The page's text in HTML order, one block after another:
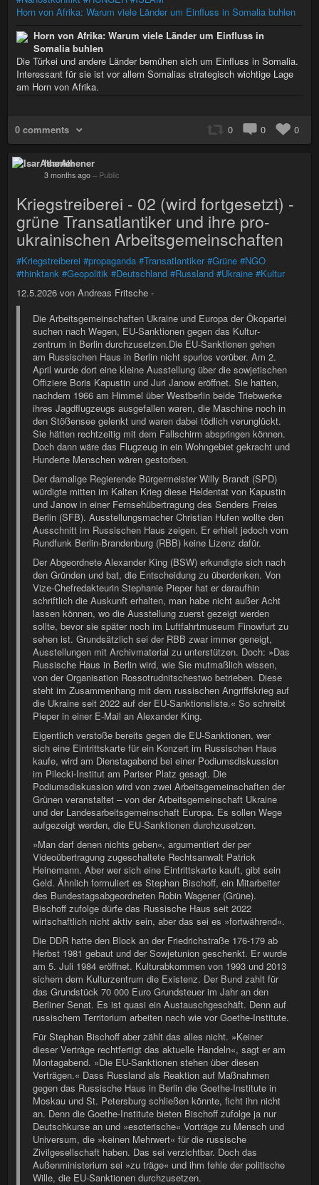
Horn von Afrika: Warum viele Länder um Einfluss in Somalia buhlen
Horn von Afrika: Warum viele Länder um Einfluss in
Somalia buhlen
Die Türkei und andere Länder bemühen sich um Einfluss in Somalia.
Interessant für sie ist vor allem Somalias strategisch wichtige Lage
am Horn von Afrika.
0 comments 0 0 0
IsarAthener
3 months ago – Public
Kriegstreiberei - 02 (wird fortgesetzt) -
grüne Transatlantiker und ihre pro-
ukrainischen Arbeitsgemeinschaften
#Kriegstreiberei #propaganda #Transatlantiker #Grüne #NGO
#thinktank #Geopolitik #Deutschland #Russland #Ukraine #Kultur
12.5.2026 von Andreas Fritsche -
Die Arbeitsgemeinschaften Ukraine und Europa der Ökopartei
suchen nach Wegen, EU-Sank­tionen gegen das Kultur­
zentrum in Berlin durchzusetzen.Die EU-Sanktionen gehen
am Russischen Haus in Berlin nicht spurlos vorüber. Am 2.
April wurde dort eine kleine Ausstellung über die sowjetischen
Offiziere Boris Kapustin und Juri Janow eröffnet. Sie hatten,
nachdem 1966 am Himmel über Westberlin beide Triebwerke
ihres Jagdflugzeugs ausgefallen waren, die Maschine noch in
den Stößensee gelenkt und waren dabei tödlich verunglückt.
Sie hätten rechtzeitig mit dem Fallschirm abspringen können.
Doch dann wäre das Flugzeug in ein Wohngebiet gekracht und
Hunderte Menschen wären gestorben.
Der damalige Regierende Bürgermeister Willy Brandt (SPD)
würdigte mitten im Kalten Krieg diese Heldentat von Kapustin
und Janow in einer Fernsehübertragung des Senders Freies
Berlin (SFB). Ausstellungsmacher Christian Hufen wollte den
Ausschnitt im Russischen Haus zeigen. Er erhielt jedoch vom
Rundfunk Berlin-Brandenburg (RBB) keine Lizenz dafür.
Der Abgeordnete Alexander King (BSW) erkundigte sich nach
den Gründen und bat, die Entscheidung zu überdenken. Von
Vize-Chefredakteurin Stephanie Pieper hat er daraufhin
schriftlich die Auskunft erhalten, man habe nicht außer Acht
lassen können, wo die Ausstellung zuerst gezeigt werden
sollte, bevor sie später noch im Luftfahrtmuseum Finowfurt zu
sehen ist. Grundsätzlich sei der RBB zwar immer geneigt,
Ausstellungen mit Archivmaterial zu unterstützen. Doch: »Das
Russische Haus in Berlin wird, wie Sie mutmaßlich wissen,
von der Organisation Rossotrudnitschestwo betrieben. Diese
steht im Zusammenhang mit dem russischen Angriffskrieg auf
die Ukraine seit 2022 auf der EU-Sanktionsliste.« So schreibt
Pieper in einer E-Mail an Alexander King.
Eigentlich verstoße bereits gegen die EU-Sanktionen, wer
sich eine Eintrittskarte für ein Konzert im Russischen Haus
kaufe, wird am Dienstagabend bei einer Podiumsdiskussion
im Pilecki-Institut am Pariser Platz gesagt. Die
Podiumsdiskussion wird von zwei Arbeitsgemeinschaften der
Grünen veranstaltet – von der Arbeitsgemeinschaft Ukraine
und der Landesarbeitsgemeinschaft Europa. Es sollen Wege
aufgezeigt werden, die EU-Sanktionen durchzusetzen.
»Man darf denen nichts geben«, argumentiert der per
Videoübertragung zugeschaltete Rechtsanwalt Patrick
Heinemann. Aber wer sich eine Eintrittskarte kauft, gibt sein
Geld. Ähnlich formuliert es Stephan Bischoff, ein Mitarbeiter
des Bundestagsabgeordneten Robin Wagener (Grüne).
Bischoff zufolge dürfe das Russische Haus seit 2022
wirtschaftlich nicht aktiv sein, aber das sei es »fortwährend«.
Die DDR hatte den Block an der Friedrichstraße 176-179 ab
Herbst 1981 gebaut und der Sowjetunion geschenkt. Er wurde
am 5. Juli 1984 eröffnet. Kulturabkommen von 1993 und 2013
sichern dem Kulturzentrum die Existenz. Der Bund zahlt für
das Grundstück 70 000 Euro Grundsteuer im Jahr an den
Berliner Senat. Es ist quasi ein Austauschgeschäft. Denn auf
russischem Territorium arbeiten nach wie vor Goethe-Institute.
Für Stephan Bischoff aber zählt das alles nicht. »Keiner
dieser Verträge rechtfertigt das aktuelle Handeln«, sagt er am
Montagabend. »Die EU-Sanktionen stehen über diesen
Verträgen.« Dass Russland als Reaktion auf Maßnahmen
gegen das Russische Haus in Berlin die Goethe-Institute in
Moskau und St. Petersburg schließen könnte, ficht ihn nicht
an. Denn die Goethe-Institute bieten Bischoff zufolge ja nur
Deutschkurse an und »esoterische« Vorträge zu Mensch und
Universum, die »keinen Mehrwert« für die russische
Zivilgesellschaft haben. Das sei verzichtbar. Doch das
Außenministerium sei »zu träge« und ihm fehle der politische
Wille, die EU-Sanktionen durchzusetzen.